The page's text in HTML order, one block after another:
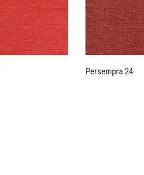
Persempra 24